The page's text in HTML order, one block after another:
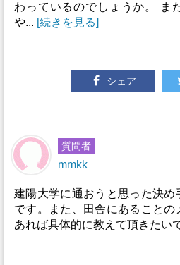
わっているのでしょうか。 ま
や... [続きを見る]
シェア
質問者
mmkk
建陽大学に通おうと思った決め
です。また、田舎にあること
あれば具体的に教えて頂きたい